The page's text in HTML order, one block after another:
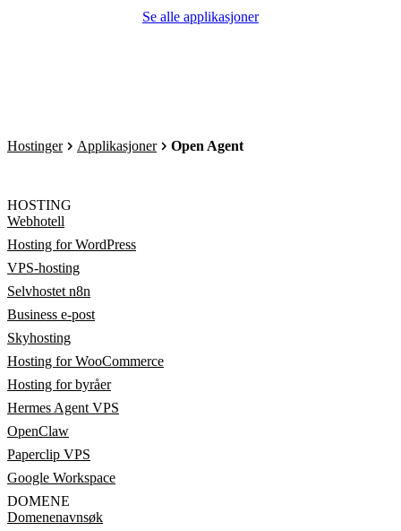
Se alle applikasjoner
Hostinger Applikasjoner Open Agent
HOSTING
Webhotell
Hosting for WordPress
VPS-hosting
Selvhostet n8n
Business e-post
Skyhosting
Hosting for WooCommerce
Hosting for byråer
Hermes Agent VPS
OpenClaw
Paperclip VPS
Google Workspace
DOMENE
Domenenavnsøk